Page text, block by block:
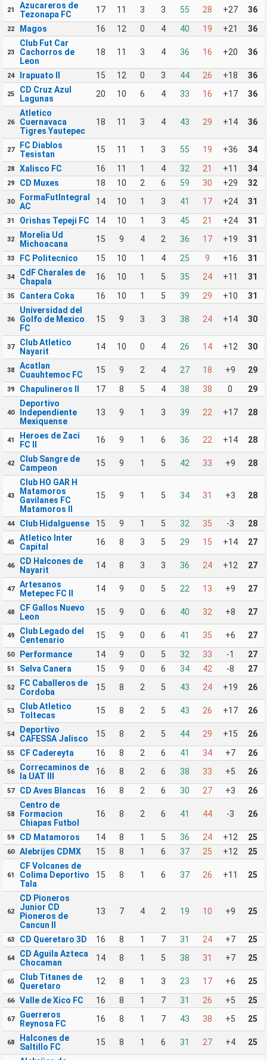
21
Azucareros de
Tezonapa FC
17 11 3 3 55 28 +27 36
22 Magos 16 12 0 4 40 19 +21 36
23
Club Fut Car
Cachorros de
Leon
18 11 3 4 36 16 +20 36
24 Irapuato II 15 12 0 3 44 26 +18 36
25
CD Cruz Azul
Lagunas
20 10 6 4 33 16 +17 36
26
Atletico
Cuernavaca
Tigres Yautepec
18 11 3 4 43 29 +14 36
27
FC Diablos
Tesistan
15 11 1 3 55 19 +36 34
28 Xalisco FC 16 11 1 4 32 21 +11 34
29 CD Muxes 18 10 2 6 59 30 +29 32
30
FormaFutIntegral
AC
14 10 1 3 41 17 +24 31
31 Orishas Tepeji FC 14 10 1 3 45 21 +24 31
32
Morelia Ud
Michoacana
15 9 4 2 36 17 +19 31
33 FC Politecnico 15 10 1 4 25 9 +16 31
34
CdF Charales de
Chapala
16 10 1 5 35 24 +11 31
35 Cantera Coka 16 10 1 5 39 29 +10 31
36
Universidad del
Golfo de Mexico
FC
15 9 3 3 38 24 +14 30
37
Club Atletico
Nayarit
14 10 0 4 26 14 +12 30
38
Acatlan
Cuauhtemoc FC
15 9 2 4 27 18 +9 29
39 Chapulineros II 17 8 5 4 38 38 0 29
40
Deportivo
Independiente
Mexiquense
13 9 1 3 39 22 +17 28
41
Heroes de Zaci
FC II
16 9 1 6 36 22 +14 28
42
Club Sangre de
Campeon
15 9 1 5 42 33 +9 28
43
Club HO GAR H
Matamoros
Gavilanes FC
Matamoros II
15 9 1 5 34 31 +3 28
44 Club Hidalguense 15 9 1 5 32 35 -3 28
45
Atletico Inter
Capital
16 8 3 5 29 15 +14 27
46
CD Halcones de
Nayarit
14 8 3 3 36 24 +12 27
47
Artesanos
Metepec FC II
14 9 0 5 22 13 +9 27
48
CF Gallos Nuevo
Leon
15 9 0 6 40 32 +8 27
49
Club Legado del
Centenario
15 9 0 6 41 35 +6 27
50 Performance 14 9 0 5 32 33 -1 27
51 Selva Canera 15 9 0 6 34 42 -8 27
52
FC Caballeros de
Cordoba
15 8 2 5 43 24 +19 26
53
Club Atletico
Toltecas
15 8 2 5 43 26 +17 26
54
Deportivo
CAFESSA Jalisco
15 8 2 5 44 29 +15 26
55 CF Cadereyta 16 8 2 6 41 34 +7 26
56
Correcaminos de
la UAT III
16 8 2 6 38 33 +5 26
57 CD Aves Blancas 16 8 2 6 30 27 +3 26
58
Centro de
Formacion
Chiapas Futbol
16 8 2 6 41 44 -3 26
59 CD Matamoros 14 8 1 5 36 24 +12 25
60 Alebrijes CDMX 15 8 1 6 37 25 +12 25
61
CF Volcanes de
Colima Deportivo
Tala
15 8 1 6 37 26 +11 25
62
CD Pioneros
Junior CD
Pioneros de
Cancun II
13 7 4 2 19 10 +9 25
63 CD Queretaro 3D 16 8 1 7 31 24 +7 25
64
CD Aguila Azteca
Chocaman
14 8 1 5 38 31 +7 25
65
Club Titanes de
Queretaro
12 8 1 3 23 17 +6 25
66 Valle de Xico FC 16 8 1 7 31 26 +5 25
67
Guerreros
Reynosa FC
16 8 1 7 43 38 +5 25
68
Halcones de
Saltillo FC
15 8 1 6 31 27 +4
25